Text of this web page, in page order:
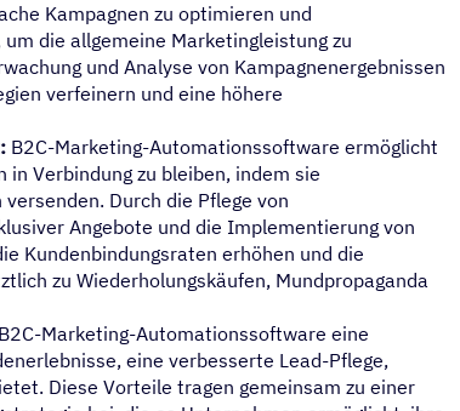
Kampagnen zu optimieren und
die allgemeine Marketingleistung zu
und Analyse von Kampagnenergebnissen
verfeinern und eine höhere
B2C-Marketing-Automationssoftware ermöglicht
Verbindung zu bleiben, indem sie
Durch die Pflege von
Angebote und die Implementierung von
Kundenbindungsraten erhöhen und die
zu Wiederholungskäufen, Mundpropaganda
Marketing-Automationssoftware eine
eine verbesserte Lead-Pflege,
Diese Vorteile tragen gemeinsam zu einer